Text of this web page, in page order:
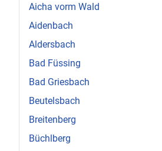
Aicha vorm Wald
Aidenbach
Aldersbach
Bad Füssing
Bad Griesbach
Beutelsbach
Breitenberg
Büchlberg